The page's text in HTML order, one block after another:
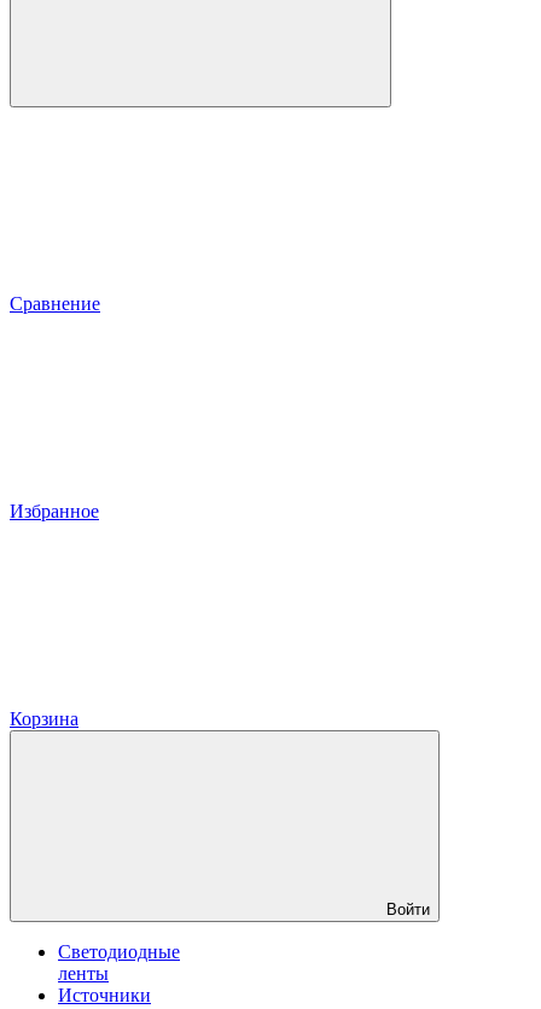
Сравнение
Избранное
Корзина
Войти
Светодиодные
ленты
Источники